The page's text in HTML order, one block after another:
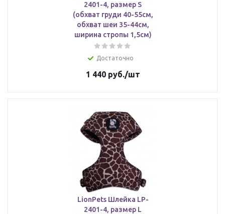
2401-4, размер S
(обхват груди 40-55см,
обхват шеи 35-44см,
ширина стропы 1,5см)
Достаточно
1 440руб./шт
LionPets Шлейка LP-
2401-4, размер L